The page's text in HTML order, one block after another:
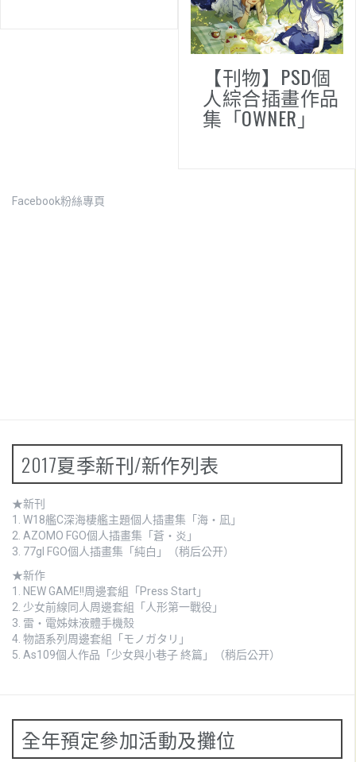
【刊物】PSD個
人綜合插畫作品
集「OWNER」
Facebook粉絲專頁
2017夏季新刊/新作列表
★新刊
1. W18艦C深海棲艦主題個人插畫集「海・凪」
2. AZOMO FGO個人插畫集「蒼・炎」
3. 77gl FGO個人插畫集「純白」（稍后公开）
★新作
1. NEW GAME!!周邊套組「Press Start」
2. 少女前線同人周邊套組「人形第一戰役」
3. 雷・電姊妹液體手機殼
4. 物語系列周邊套組「モノガタリ」
5. As109個人作品「少女與小巷子 終篇」（稍后公开）
全年預定參加活動及攤位